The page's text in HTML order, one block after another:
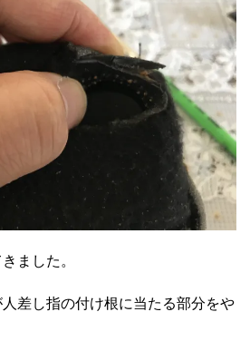
ました。
差し指の付け根に当たる部分をや